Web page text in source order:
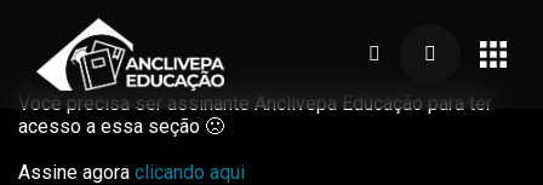
Você precisa ser assinante Anclivepa Educação para ter
acesso a essa seção 🙁
Assine agora clicando aqui